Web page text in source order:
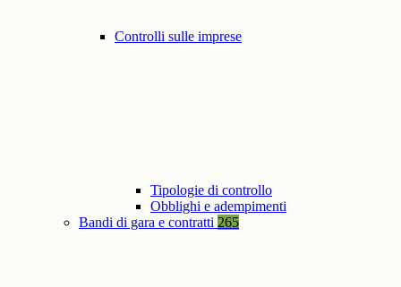
Controlli sulle imprese
Tipologie di controllo
Obblighi e adempimenti
Bandi di gara e contratti 265